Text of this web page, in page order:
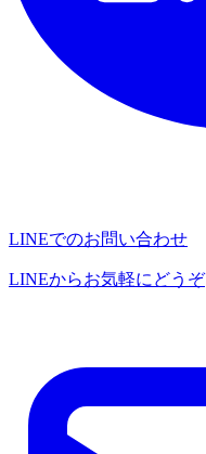
LINEでのお問い合わせ
LINEからお気軽にどうぞ